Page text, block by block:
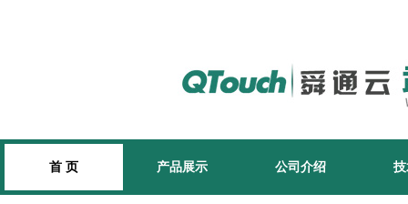
首 页 产品展示 公司介绍